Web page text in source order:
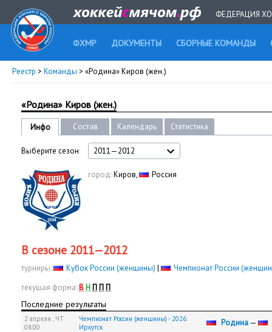
ФЕДЕРАЦИЯ
ФХМР ДОКУМЕНТЫ СБОРНЫЕ КОМАНДЫ
Реестр > Команды > «Родина» Киров (жен.)
«Родина» Киров (жен.)
Инфо Состав Календарь Статистика
Выберите сезон 2011—2012
город:Киров, Россия
В сезоне 2011—2012
турниры: Кубок России (женщины) |
Чемпионат России
текущая форма: В Н П П П
Последние результаты
2 апреля , ЧТ
08:00
Чемпионат России (женщины) - 2026.
Иркутск
Родина —